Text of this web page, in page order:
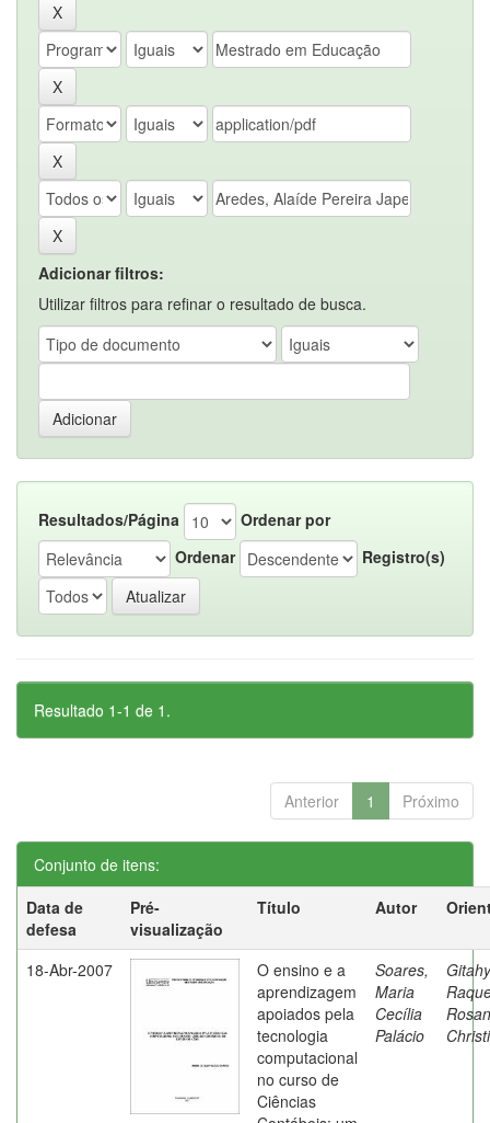
Adicionar filtros:
Utilizar filtros para refinar o resultado de busca.
Resultados/Página
Ordenar por
Ordenar
Registro(s)
Resultado 1-1 de 1.
Anterior 1 Próximo
Conjunto de itens:
Data de
defesa
Pré-
visualização
Título Autor
18-Abr-2007
O ensino e a
aprendizagem
apoiados pela
tecnologia
computacional
no curso de
Ciências
Soares,
Maria
Cecília
Palácio
Rosan